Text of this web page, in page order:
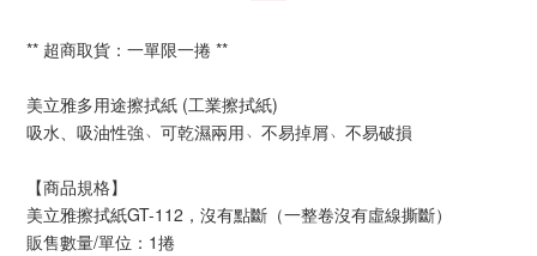
** 超商取貨：一單限一捲 **
美立雅多用途擦拭紙 (工業擦拭紙)
吸水、吸油性強﹅可乾濕兩用﹅不易掉屑﹅不易破損
【商品規格】
美立雅擦拭紙GT-112，沒有點斷（一整卷沒有虛線撕斷）
販售數量/單位：1捲